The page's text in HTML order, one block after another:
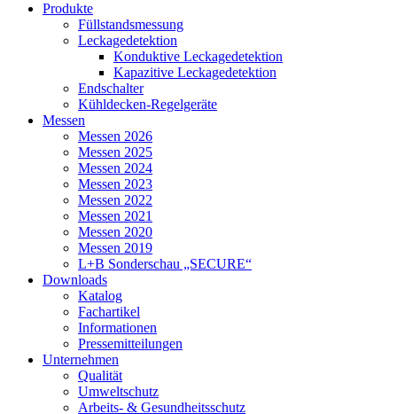
Produkte
Füllstandsmessung
Leckagedetektion
Konduktive Leckagedetektion
Kapazitive Leckagedetektion
Endschalter
Kühldecken-Regelgeräte
Messen
Messen 2026
Messen 2025
Messen 2024
Messen 2023
Messen 2022
Messen 2021
Messen 2020
Messen 2019
L+B Sonderschau „SECURE“
Downloads
Katalog
Fachartikel
Informationen
Pressemitteilungen
Unternehmen
Qualität
Umweltschutz
Arbeits- & Gesundheitsschutz